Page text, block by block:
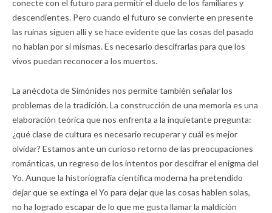
conecte con el futuro para permitir el duelo de los familiares y
descendientes. Pero cuando el futuro se convierte en presente
las ruinas siguen allí y se hace evidente que las cosas del pasado
no hablan por sí mismas. Es necesario descifrarlas para que los
vivos puedan reconocer a los muertos.
La anécdota de Simónides nos permite también señalar los
problemas de la tradición. La construcción de una memoria es una
elaboración teórica que nos enfrenta a la inquietante pregunta:
¿qué clase de cultura es necesario recuperar y cuál es mejor
olvidar? Estamos ante un curioso retorno de las preocupaciones
románticas, un regreso de los intentos por descifrar el enigma del
Yo. Aunque la historiografía científica moderna ha pretendido
dejar que se extinga el Yo para dejar que las cosas hablen solas,
no ha logrado escapar de lo que me gusta llamar la maldición